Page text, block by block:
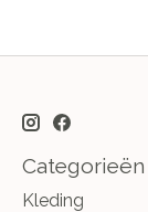
Categorieën
Kleding